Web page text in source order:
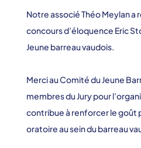
Notre associé Théo Meylan a
concours d’éloquence Eric
Jeune barreau vaudois.
Merci au Comité du Jeune
membres du Jury pour
contribue à renforcer le goût
oratoire au sein du barreau